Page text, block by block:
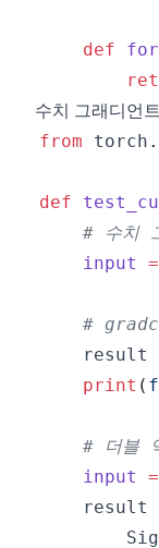
def
수치 그래디언
from torch .
def
# 수치
input
=
#
    result
print (
# 더블
input
=
    result